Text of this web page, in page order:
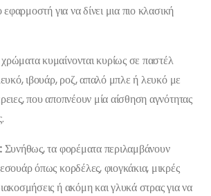
εφαρμοστή για να δίνει μια πιο κλασική
κυμαίνονται κυρίως σε παστέλ
ιβουάρ, ροζ, απαλό μπλε ή λευκό με
που αποπνέουν μία αίσθηση αγνότητας
Συνήθως, τα φορέματα περιλαμβάνουν
όπως κορδέλες, φιογκάκια, μικρές
ή ακόμη και γλυκά στρας για να